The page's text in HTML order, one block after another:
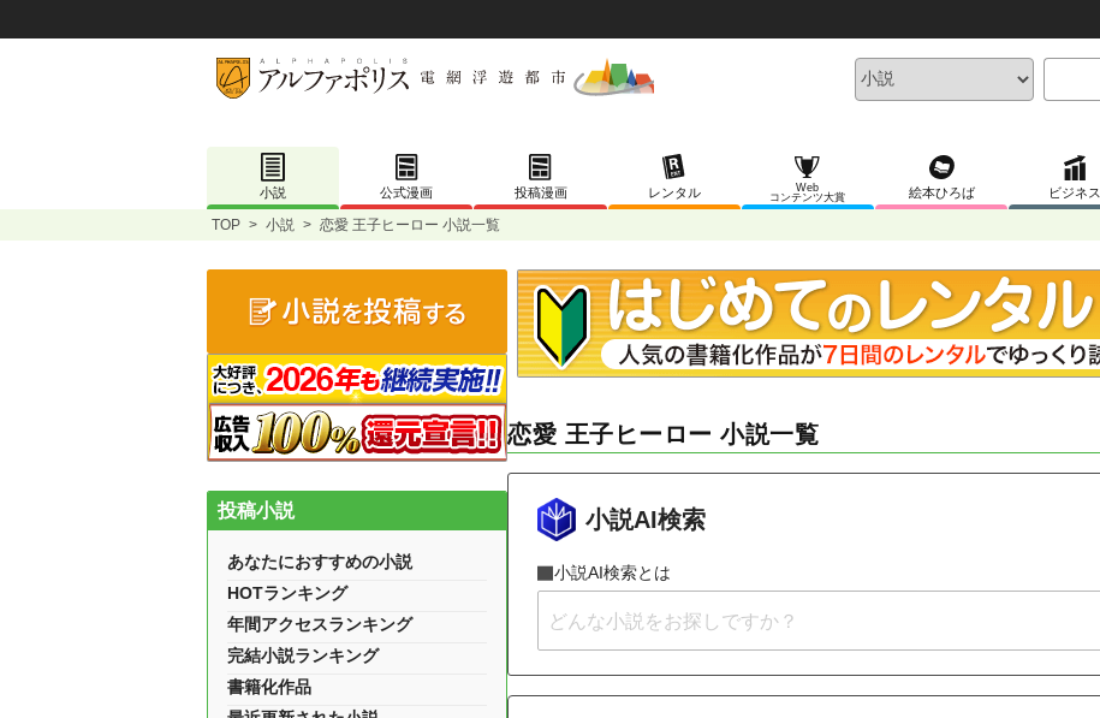
小説 公式漫画 投稿漫画 レンタル
Web
コンテンツ大賞
絵本ひろば ビジネス
TOP > 小説 > 恋愛 王子ヒーロー 小説一覧
恋愛 王子ヒーロー 小説一覧
小説AI検索
小説AI検索とは
投稿小説
あなたにおすすめの小説
HOTランキング
年間アクセスランキング
完結小説ランキング
書籍化作品